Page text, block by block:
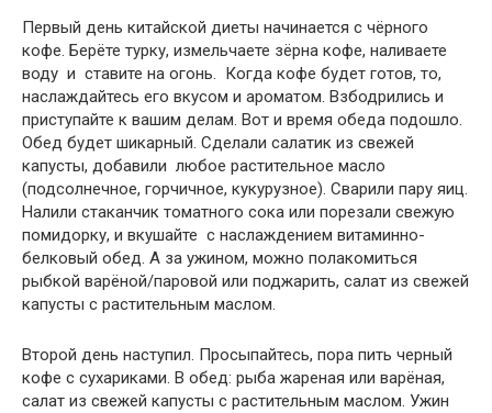
Первый день китайской диеты начинается с чёрного
кофе. Берёте турку, измельчаете зёрна кофе, наливаете
воду и ставите на огонь. Когда кофе будет готов, то,
наслаждайтесь его вкусом и ароматом. Взбодрились и
приступайте к вашим делам. Вот и время обеда подошло.
Обед будет шикарный. Сделали салатик из свежей
капусты, добавили любое растительное масло
(подсолнечное, горчичное, кукурузное). Сварили пару яиц.
Налили стаканчик томатного сока или порезали свежую
помидорку, и вкушайте с наслаждением витаминно-
белковый обед. А за ужином, можно полакомиться
рыбкой варёной/паровой или поджарить, салат из свежей
капусты с растительным маслом.
Второй день наступил. Просыпайтесь, пора пить черный
кофе с сухариками. В обед: рыба жареная или варёная,
салат из свежей капусты с растительным маслом. Ужин